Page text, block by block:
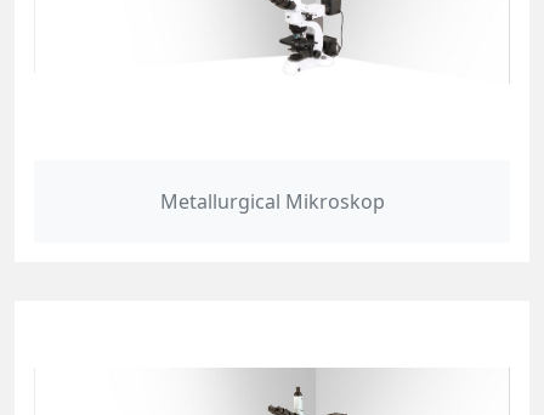
Metallurgical Mikroskop